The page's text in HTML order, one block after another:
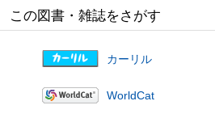
この図書・雑誌をさがす
カーリル
WorldCat